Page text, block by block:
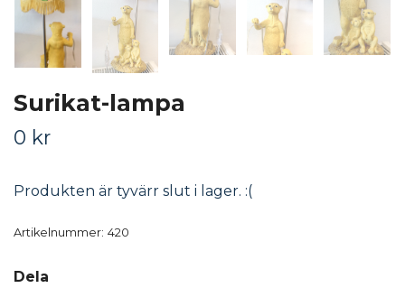
Surikat-lampa
0 kr
Produkten är tyvärr slut i lager. :(
Artikelnummer: 420
Dela